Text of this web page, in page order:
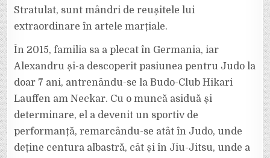
Stratulat, sunt mândri de reușitele lui
extraordinare în artele marțiale.
În 2015, familia sa a plecat în Germania, iar
Alexandru și-a descoperit pasiunea pentru Judo la
doar 7 ani, antrenându-se la Budo-Club Hikari
Lauffen am Neckar. Cu o muncă asiduă și
determinare, el a devenit un sportiv de
performanță, remarcându-se atât în Judo, unde
deține centura albastră, cât și în Jiu-Jitsu, unde a